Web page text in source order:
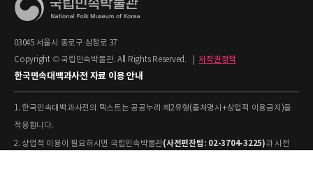
03045 서울시 종로구 삼청로 37
Copyright © 국립민속박물관. All Rights Reserved.
저작권정책
한국민속대백과사전 자료 이용 안내
1. 한국민속대백과사전의 텍스트는 공공누리 제2유형(출처명시+상업적 이용금지)을
적용합니다.
2. 상업적 이용이 필요하시면 국립민속박물관(사전편찬팀: 02-3704-3225)과 사전